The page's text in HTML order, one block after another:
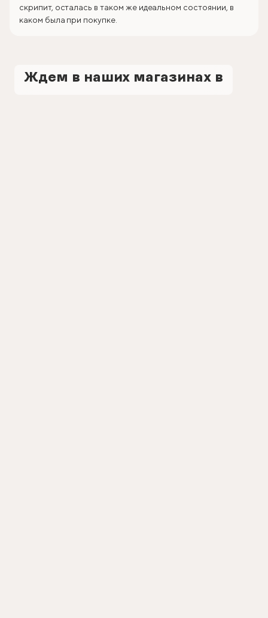
скрипит, осталась в таком же идеальном состоянии, в
каком была при покупке.
Ждем в наших магазинах в